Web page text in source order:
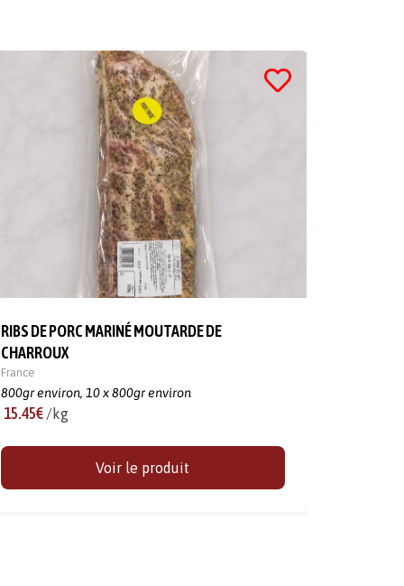
RIBS DE PORC MARINÉ MOUTARDE DE
CHARROUX
France
800gr environ,10 x 800gr environ
15.45€ /kg
Voir le produit